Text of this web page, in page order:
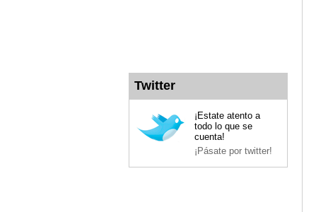
Twitter
¡Estate atento a
todo lo que se
cuenta!
¡Pásate por twitter!